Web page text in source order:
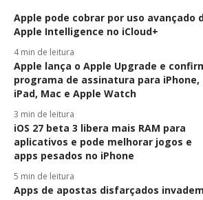
Apple pode cobrar por uso avançado
Apple Intelligence no iCloud+
4 min de leitura
Apple lança o Apple Upgrade e
programa de assinatura para iPhone,
iPad, Mac e Apple Watch
3 min de leitura
iOS 27 beta 3 libera mais RAM para
aplicativos e pode melhorar jogos e
apps pesados no iPhone
5 min de leitura
Apps de apostas disfarçados